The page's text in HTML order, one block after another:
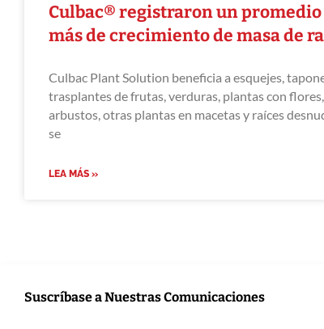
Culbac® registraron un promedio
más de crecimiento de masa de
Culbac Plant Solution beneficia a esquejes,
trasplantes de frutas, verduras, plantas con
arbustos, otras plantas en macetas y raíces
se
LEA MÁS »
Suscríbase a Nuestras Comunicaciones